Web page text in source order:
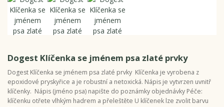
Dogest Klíčenka se jménem psa zlaté prvky
Dogest Klíčenka se jménem psa zlaté prvky Klíčenka je vyrobena z
epoxidové pryskyřice a je robustní a netoxická. Nápis je vytvrzen uvnitř
klíčenky. Nápis (jméno psa) napište do poznámky objednávky Péče:
klíčenku otřete vlhkým hadrem a přeleštěte U klíčenek lze zvolit barvu